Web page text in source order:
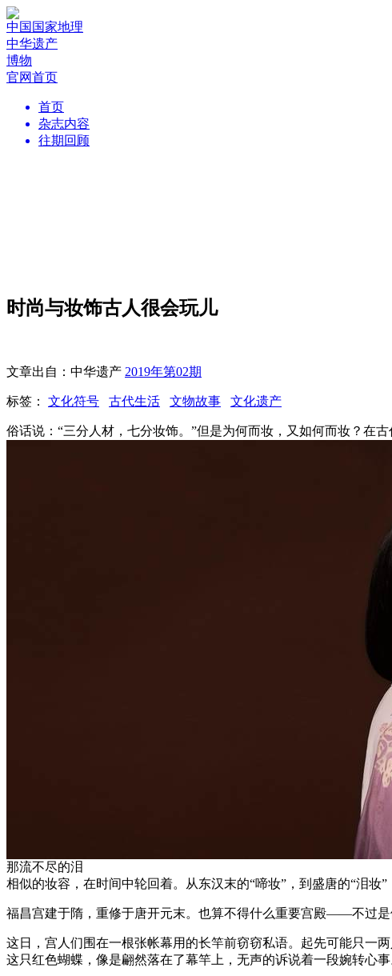
中国国家地理
中华遗产
博物
官网首页
首页
杂志内容
往期回顾
时尚与妆饰古人很会玩儿
文章出自：中华遗产 2019年第02期
标签： 文化符号 古代生活 文物故事 文化遗产
俗话说：“三分人材，七分妆饰。”但是为何而妆，又如何而妆？在
那流不尽的泪
相似的妆容，在时间中轮回着。从东汉末的“啼妆”，到盛唐的“泪
福昌宫建于隋，重修于唐开元末。也算不得什么重要宫殿——不过
这日，宫人们围在一根张帐幕用的长竿前窃窃私语。起先可能只一
这只红色蝴蝶，像是翩然落在了幕竿上，无声的诉说着一段婉转心事